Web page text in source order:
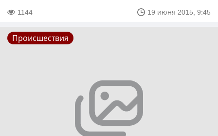
1144 19 июня 2015, 9:45
Происшествия